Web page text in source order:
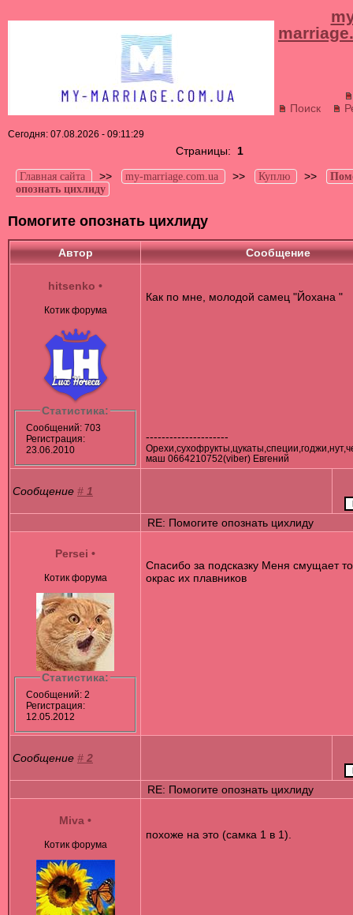
Поиск
Сегодня: 07.08.2026 - 09:11:29
Страницы: 1
Главная сайта >> my-marriage.com.ua >> Куплю >>
опознать цихлиду
Помогите опознать цихлиду
Автор Сообщение
hitsenko •
Котик форума
Статистика:
Сообщений: 703
Регистрация:
23.06.2010
Как по мне, молодой самец "Йохана "
---------------------
маш 0664210752(viber) Евгений
Сообщение # 1
RE: Помогите опознать цихлиду
Persei •
Котик форума
Статистика:
Сообщений: 2
Регистрация:
12.05.2012
Спасибо за подсказку Меня смущает
окрас их плавников
Сообщение # 2
RE: Помогите опознать цихлиду
Miva •
Котик форума
похоже на это (самка 1 в 1).